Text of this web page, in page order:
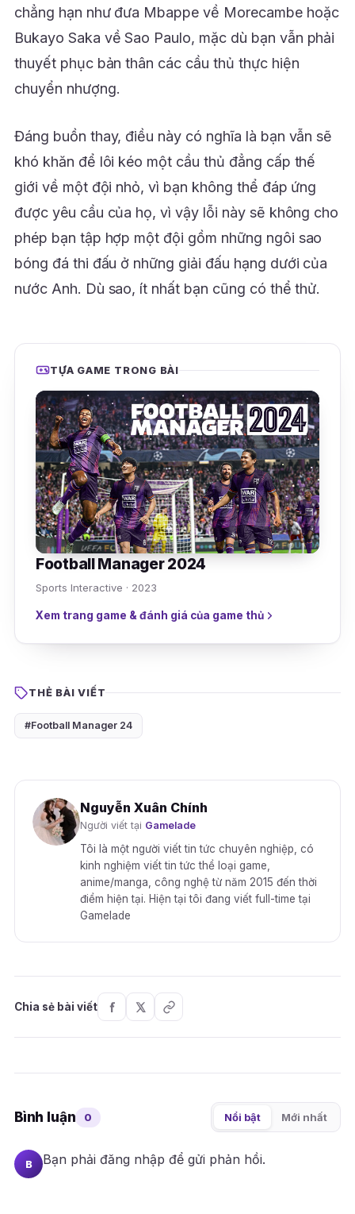
chẳng hạn như đưa Mbappe về Morecambe hoặc
Bukayo Saka về Sao Paulo, mặc dù bạn vẫn phải
thuyết phục bản thân các cầu thủ thực hiện
chuyển nhượng.
Đáng buồn thay, điều này có nghĩa là bạn vẫn sẽ
khó khăn để lôi kéo một cầu thủ đẳng cấp thế
giới về một đội nhỏ, vì bạn không thể đáp ứng
được yêu cầu của họ, vì vậy lỗi này sẽ không cho
phép bạn tập hợp một đội gồm những ngôi sao
bóng đá thi đấu ở những giải đấu hạng dưới của
nước Anh. Dù sao, ít nhất bạn cũng có thể thử.
TỰA GAME TRONG BÀI
Football Manager 2024
Sports Interactive · 2023
Xem trang game & đánh giá của game thủ
THẺ BÀI VIẾT
#Football Manager 24
Nguyễn Xuân Chính
Người viết tại Gamelade
Tôi là một người viết tin tức chuyên nghiệp, có
kinh nghiệm viết tin tức thể loại game,
anime/manga, công nghệ từ năm 2015 đến thời
điểm hiện tại. Hiện tại tôi đang viết full-time tại
Gamelade
Chia sẻ bài viết
Bình luận 0 Nổi bật Mới nhất
B Bạn phải đăng nhập để gửi phản hồi.